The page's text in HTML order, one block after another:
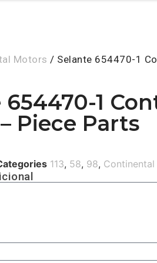
Motors / Selante 654470-1
654470-1
Piece Parts
113, 58, 98,